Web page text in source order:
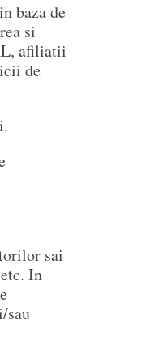
baza de
si
afiliatii
de
sai
In
sau